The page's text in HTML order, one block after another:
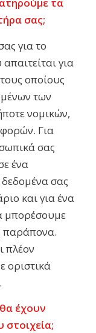
τα
σας;
για το
για
οποίους
των
νομικών,
Για
σας
ένα
σας
και για ένα
μπορέσουμε
παράπονα.
πλέον
οριστικά
έχουν